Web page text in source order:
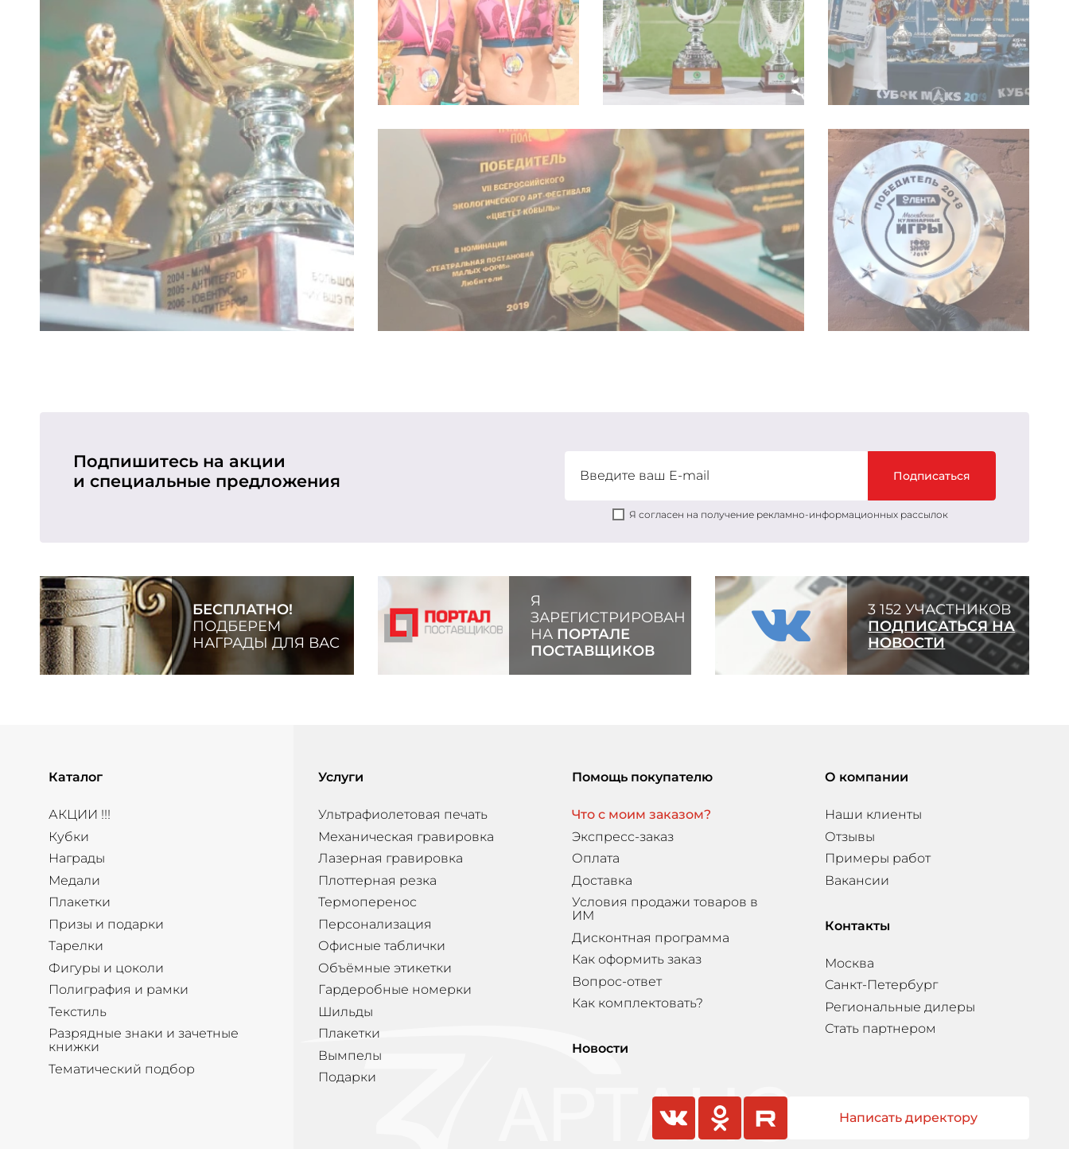
Подпишитесь на акции
и специальные предложения
Подписаться
Я согласен на получение рекламно-информационных рассылок
БЕСПЛАТНО!
ПОДБЕРЕМ
НАГРАДЫ ДЛЯ ВАС
Я
ЗАРЕГИСТРИРОВАН
НА ПОРТАЛЕ
ПОСТАВЩИКОВ
3 152 УЧАСТНИКОВ
ПОДПИСАТЬСЯ НА
НОВОСТИ
Каталог
АКЦИИ !!!
Кубки
Награды
Медали
Плакетки
Призы и подарки
Тарелки
Фигуры и цоколи
Полиграфия и рамки
Текстиль
Разрядные знаки и зачетные
книжки
Тематический подбор
Услуги
Ультрафиолетовая печать
Механическая гравировка
Лазерная гравировка
Плоттерная резка
Термоперенос
Персонализация
Офисные таблички
Объёмные этикетки
Гардеробные номерки
Шильды
Плакетки
Вымпелы
Подарки
Помощь покупателю
Что с моим заказом?
Экспресс-заказ
Оплата
Доставка
Условия продажи товаров в
ИМ
Дисконтная программа
Как оформить заказ
Вопрос-ответ
Как комплектовать?
Новости
О компании
Наши клиенты
Отзывы
Примеры работ
Вакансии
Контакты
Москва
Санкт-Петербург
Региональные дилеры
Стать партнером
vkontakteodnoklasniki rutube
Написать директору